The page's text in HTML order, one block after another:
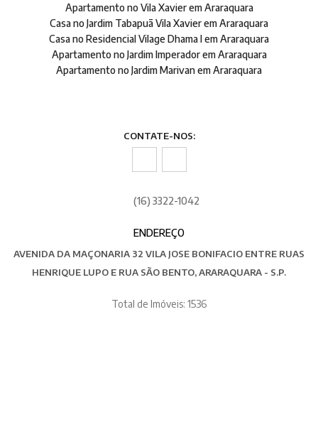
Apartamento no Vila Xavier em Araraquara
Casa no Jardim Tabapuã Vila Xavier em Araraquara
Casa no Residencial Vilage Dhama I em Araraquara
Apartamento no Jardim Imperador em Araraquara
Apartamento no Jardim Marivan em Araraquara
CONTATE-NOS:
(16) 3322-1042
ENDEREÇO
AVENIDA DA MAÇONARIA 32 VILA JOSE BONIFACIO ENTRE RUAS
HENRIQUE LUPO E RUA SÃO BENTO, ARARAQUARA - S.P.
Total de Imóveis: 1536